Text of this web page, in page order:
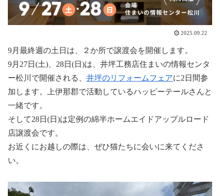
2025.09.22
9月最終週の土日は、２か所で譲渡会を開催します。
9月27日(土)、28日(日)は、井坪工務店住まいの情報センタ
ー松川で開催される、 井坪のリフォームフェアに2日間参
加します。上伊那郡で活動しているハッピーテールさんと
一緒です。
そして28日(日)は定例の綿半ホームエイドアップルロード
店譲渡会です。
お近くにお越しの際は、ぜひ猫たちに会いに来てくださ
い。